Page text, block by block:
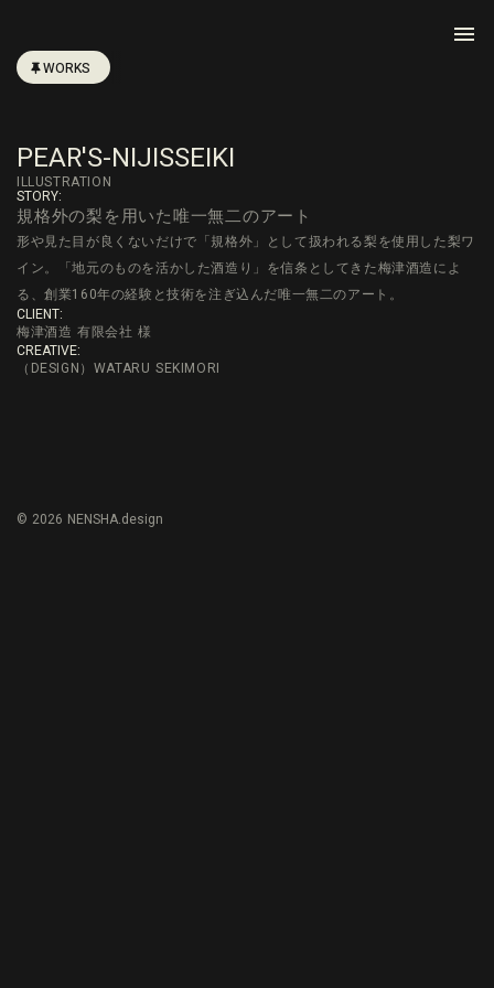
PEAR'S-NIJISSEIKI
ILLUSTRATION
STORY:
規格外の梨を用いた唯一無二のアート
形や見た目が良くないだけで「規格外」として扱われる梨を使用した梨ワ
イン。「地元のものを活かした酒造り」を信条としてきた梅津酒造によ
る、創業160年の経験と技術を注ぎ込んだ唯一無二のアート。
CLIENT:
梅津酒造 有限会社 様
CREATIVE:
（DESIGN）WATARU SEKIMORI
© 2026 NENSHA.design
menu
WORKS